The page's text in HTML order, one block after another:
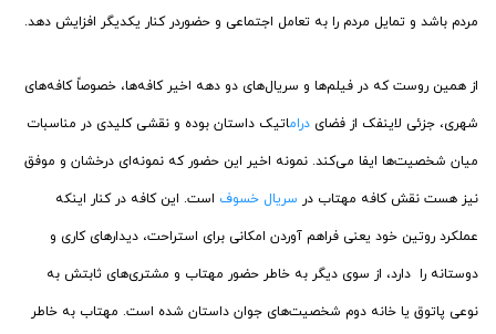
مردم باشد و تمایل مردم را به تعامل اجتماعی و حضوردر کنار یکدیگر افزایش دهد.
از همین روست که در فیلم‌ها و سریال‌های دو دهه اخیر کافه‌ها، خصوصاً کافه‌های
شهری، جزئی لاینفک از فضای دراماتیک داستان بوده و نقشی کلیدی در مناسبات
میان شخصیت‌ها ایفا می‌کند. نمونه اخیر این حضور که نمونه‌ای درخشان و موفق
نیز هست نقش کافه مهتاب در سریال خسوف است. این کافه در کنار اینکه
عملکرد روتین خود یعنی فراهم آوردن امکانی برای استراحت، دیدارهای کاری و
دوستانه را دارد، از سوی دیگر به خاطر حضور مهتاب و مشتری‌های ثابتش به
نوعی پاتوق یا خانه دوم شخصیت‌های جوان داستان شده است. مهتاب به خاطر